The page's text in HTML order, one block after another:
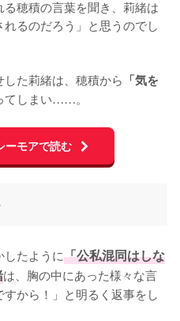
穂積の言葉を聞き、莉緒は
れるのだろう」と思うのでし
た莉緒は、穂積から 「気を
てしまい……。
ーモアで読む
したように「公私混同はしな
は、胸の中にあった様々な言
から！」と明るく返事をし